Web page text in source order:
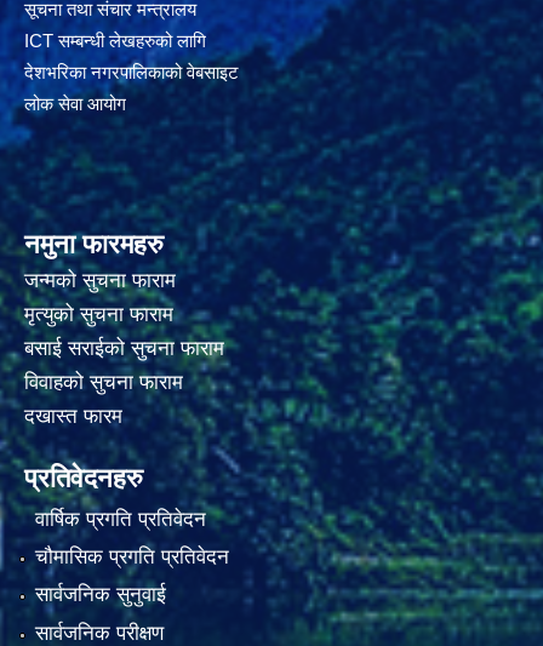
सूचना तथा संचार मन्त्रालय
ICT सम्बन्धी लेखहरुको लागि
देशभरिका नगरपालिकाको वेबसाइट
लोक सेवा आयोग
नमुना फारमहरु
जन्मको सुचना फाराम
मृत्युको सुचना फाराम
बसाई सराईको सुचना फाराम
विवाहको सुचना फाराम
दखास्त फारम
प्रतिवेदनहरु
वार्षिक प्रगति प्रतिवेदन
चौमासिक प्रगति प्रतिवेदन
सार्वजनिक सुनुवाई
सार्वजनिक परीक्षण